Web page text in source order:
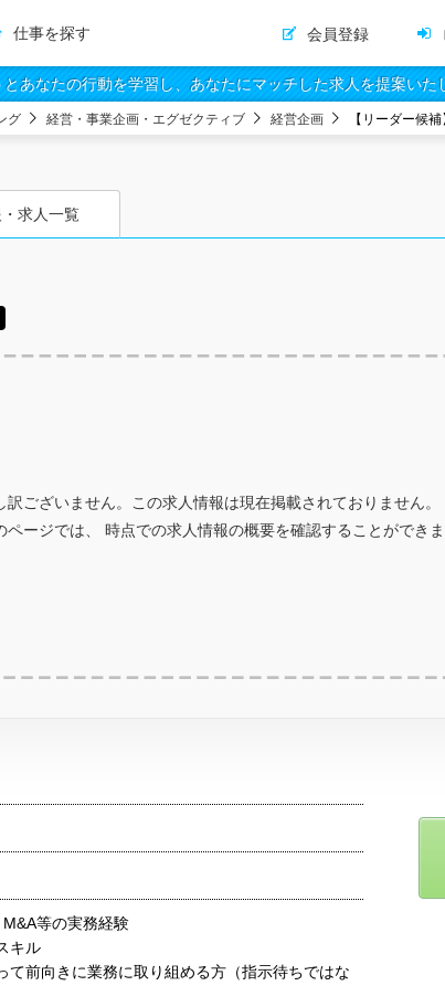
仕事を探す 会員登録
あなたの行動を学習し、あなたにマッチした求人を提案いた
グ 経営・事業企画・エグゼクティブ 経営企画 【リーダー候
求人一覧
訳ございません。この求人情報は現在掲載されておりません。
ページでは、 時点での求人情報の概要を確認することができ
M&A等の実務経験
キル
て前向きに業務に取り組める方（指示待ちではな